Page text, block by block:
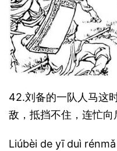
42.刘备的一队人马这
敌，抵挡不住，连忙向
Liúbèi de yī duì